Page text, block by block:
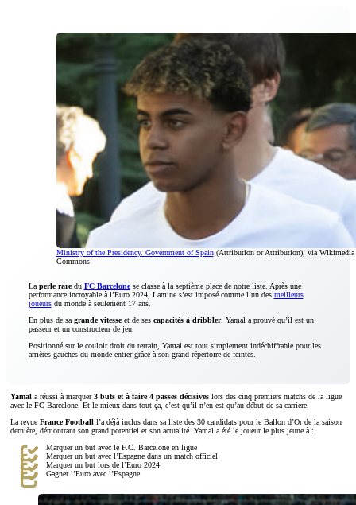
Ministry of the Presidency. Government of Spain(Attribution or Attribution), via Wikimedia
Commons
La perle raredu FC Barcelonese classe à la septième place de notre liste. Après une
performance incroyable à l’Euro 2024, Lamine s’est imposé comme l’un des meilleurs
joueursdu monde à seulement 17 ans.
En plus de sa grande vitesseet de ses capacités à dribbler, Yamal a prouvé qu’il est un
passeur et un constructeur de jeu.
Positionné sur le couloir droit du terrain, Yamal est tout simplement indéchiffrable pour les
arrières gauches du monde entier grâce à son grand répertoire de feintes.
Yamal a réussi à marquer3 buts et à faire 4 passes décisives lors des cinq premiers matchs de la ligue
avec le FC Barcelone. Et le mieux dans tout ça, c’est qu’il n’en est qu’au début de sa carrière.
La revue France Football l’a déjà inclus dans sa liste des 30 candidats pour le Ballon d’Or de la saison
dernière, démontrant son grand potentiel et son actualité. Yamal a été le joueur le plus jeune à :
Marquer un but avec le F.C. Barcelone en ligue
Marquer un but avec l’Espagne dans un match officiel
Marquer un but lors de l’Euro 2024
Gagner l’Euro avec l’Espagne